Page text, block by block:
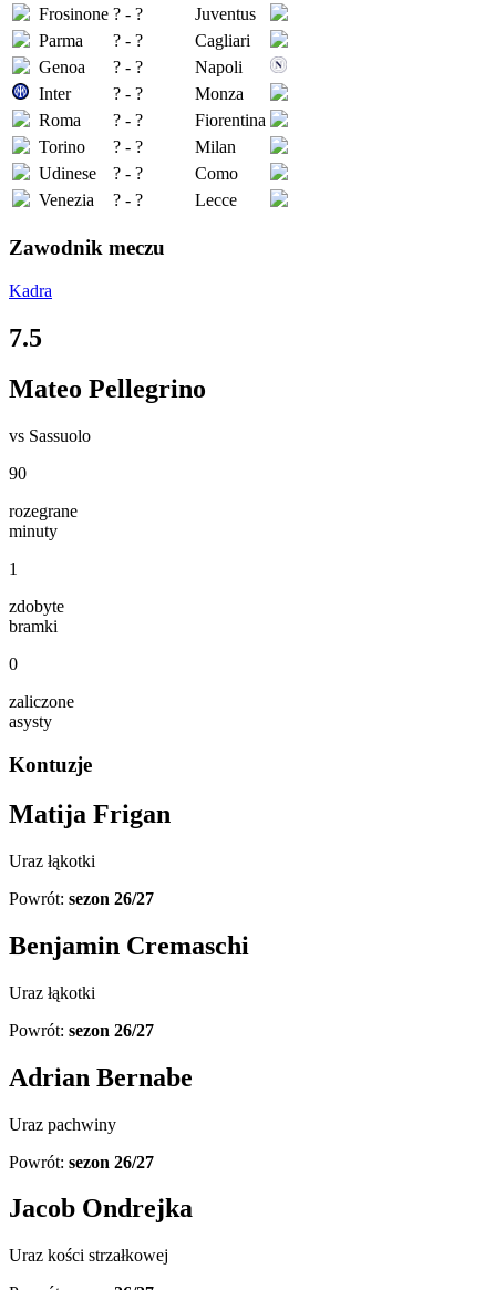
Frosinone ? - ?
Juventus
Parma
? - ?
Cagliari
Genoa
? - ?
Napoli
Inter
? - ?
Monza
Roma
? - ?
Fiorentina
Torino
? - ?
Milan
Udinese
? - ?
Como
Venezia
? - ? Lecce
Zawodnik meczu
Kadra
7.5
Mateo Pellegrino
vs Sassuolo
90
rozegrane
minuty
1
zdobyte
bramki
0
zaliczone
asysty
Kontuzje
Matija Frigan
Uraz łąkotki
Powrót: sezon 26/27
Benjamin Cremaschi
Uraz łąkotki
Powrót: sezon 26/27
Adrian Bernabe
Uraz pachwiny
Powrót: sezon 26/27
Jacob Ondrejka
Uraz kości strzałkowej